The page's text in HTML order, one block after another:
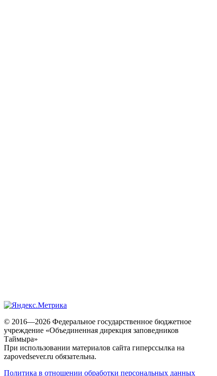
© 2016—2026 Федеральное государственное бюджетное
учреждение «Объединенная дирекция заповедников
Таймыра»
При использовании материалов сайта гиперссылка на
zapovedsever.ru обязательна.
Политика в отношении обработки персональных данных